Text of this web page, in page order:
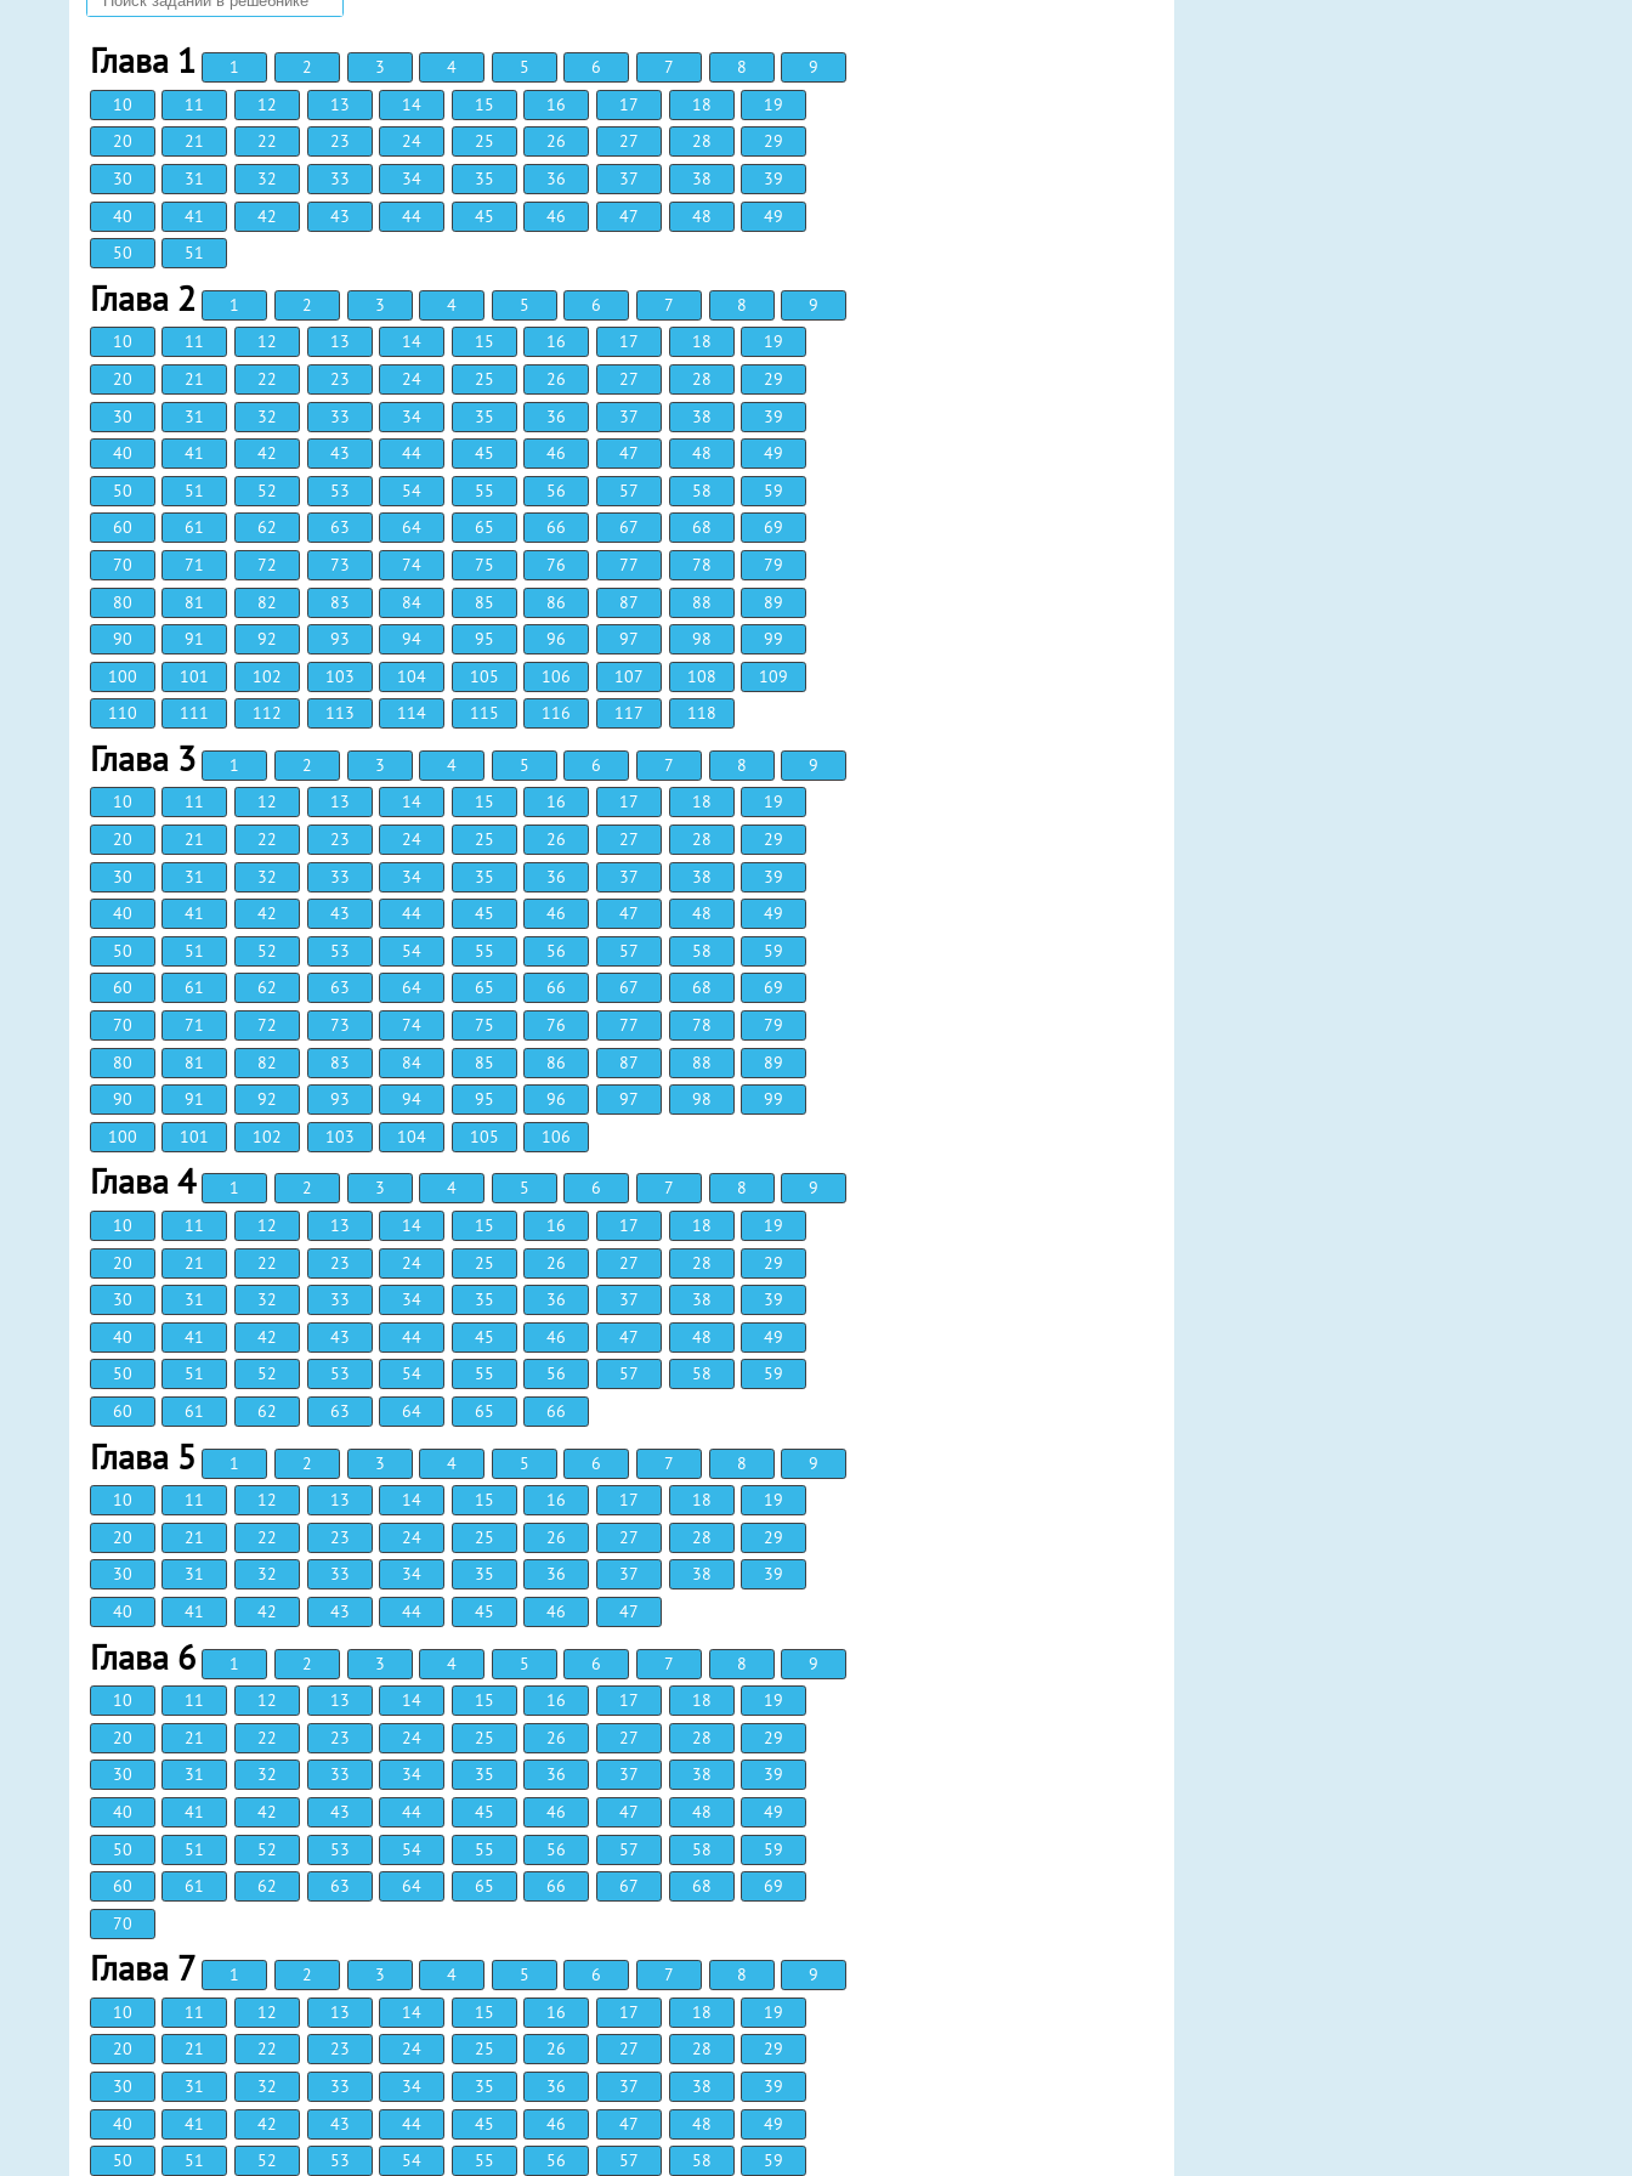
Глава 1 1 2 3 4 5 6 7 8
9
10
11 12 13 14 15 16 17 18
19
20
21 22 23 24 25 26 27 28
29
30
31 32 33 34 35 36 37 38
39
40
41 42 43 44 45 46 47 48
49
50
51
Глава 2 1 2 3 4 5 6 7 8
9
10
11 12 13 14 15 16 17 18
19
20
21 22 23 24 25 26 27 28
29
30
31 32 33 34 35 36 37 38
39
40
41 42 43 44 45 46 47 48
49
50
51 52 53 54 55 56 57 58
59
60
61 62 63 64 65 66 67 68
69
70
71 72 73 74 75 76 77 78
79
80
81 82 83 84 85 86 87 88
89
90
91 92 93 94 95 96 97 98
99
100
101 102 103 104 105 106 107 108
109
110
111 112 113 114 115 116 117 118
Глава 3 1 2 3 4 5 6 7 8
9
10
11 12 13 14 15 16 17 18
19
20
21 22 23 24 25 26 27 28
29
30
31 32 33 34 35 36 37 38
39
40
41 42 43 44 45 46 47 48
49
50
51 52 53 54 55 56 57 58
59
60
61 62 63 64 65 66 67 68
69
70
71 72 73 74 75 76 77 78
79
80
81 82 83 84 85 86 87 88
89
90
91 92 93 94 95 96 97 98
99
100
101 102 103 104 105 106
Глава 4 1 2 3 4 5 6 7 8
9
10
11 12 13 14 15 16 17 18
19
20
21 22 23 24 25 26 27 28
29
30
31 32 33 34 35 36 37 38
39
40
41 42 43 44 45 46 47 48
49
50
51 52 53 54 55 56 57 58
59
60
61 62 63 64 65 66
Глава 5 1 2 3 4 5 6 7 8
9
10
11 12 13 14 15 16 17 18
19
20
21 22 23 24 25 26 27 28
29
30
31 32 33 34 35 36 37 38
39
40
41 42 43 44 45 46 47
Глава 6 1 2 3 4 5 6 7 8
9
10
11 12 13 14 15 16 17 18
19
20
21 22 23 24 25 26 27 28
29
30
31 32 33 34 35 36 37 38
39
40
41 42 43 44 45 46 47 48
49
50
51 52 53 54 55 56 57 58
59
60
61 62 63 64 65 66 67 68
69
70
Глава 7 1 2 3 4 5 6 7 8
9
10
11 12 13 14 15 16 17 18
19
20
21 22 23 24 25 26 27 28
29
30
31 32 33 34 35 36 37 38
39
40
41 42 43 44 45 46 47 48
49
50
51 52 53 54 55 56 57 58 59